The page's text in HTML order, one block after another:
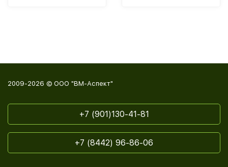
2009-2026 © ООО "ВМ-Аспект"
+7 (901)130-41-81
+7 (8442) 96-86-06